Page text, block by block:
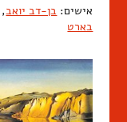
אישים: בן-דב יואב,
בארט